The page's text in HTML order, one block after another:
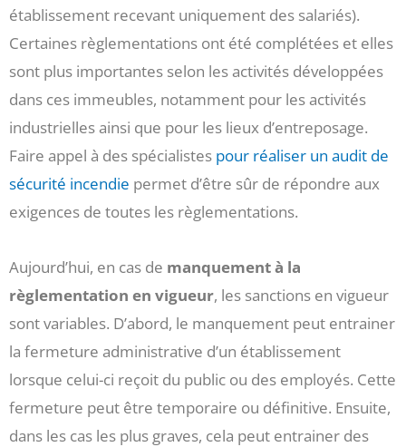
établissement recevant uniquement des salariés).
Certaines règlementations ont été complétées et elles
sont plus importantes selon les activités développées
dans ces immeubles, notamment pour les activités
industrielles ainsi que pour les lieux d’entreposage.
Faire appel à des spécialistes pour réaliser un audit de
sécurité incendie permet d’être sûr de répondre aux
exigences de toutes les règlementations.
Aujourd’hui, en cas de manquement à la
règlementation en vigueur, les sanctions en vigueur
sont variables. D’abord, le manquement peut entrainer
la fermeture administrative d’un établissement
lorsque celui-ci reçoit du public ou des employés. Cette
fermeture peut être temporaire ou définitive. Ensuite,
dans les cas les plus graves, cela peut entrainer des